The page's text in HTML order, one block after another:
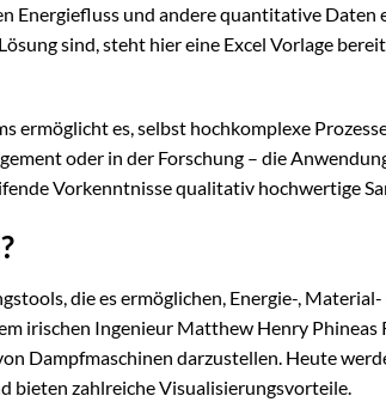
Energiefluss und andere quantitative
sind, steht hier eine Excel Vorlage
ermöglicht es, selbst hochkomplexe
oder in der Forschung – die
Vorkenntnisse qualitativ hochwertige
die es ermöglichen, Energie-,
irischen Ingenieur Matthew Henry Phineas
Dampfmaschinen darzustellen. Heute
bieten zahlreiche Visualisierungsvorteile.